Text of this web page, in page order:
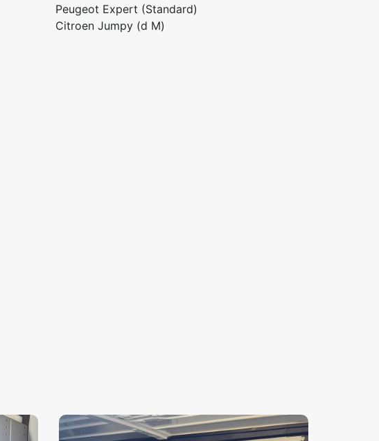
Peugeot Expert (Standard)
Citroen Jumpy (d M)